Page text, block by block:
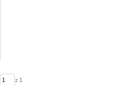
z 1